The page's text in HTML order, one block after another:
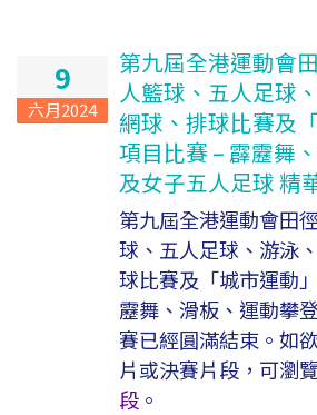
9
六月2024
第九屆全港運動會
人籃球、五人足球
網球、排球比賽及
項目比賽 – 霹靂舞
及女子五人足球 精
第九屆全港運動會田
球、五人足球、游泳
球比賽及「城市運動
靂舞、滑板、運動攀
賽已經圓滿結束。如
片或決賽片段，可瀏
段 。